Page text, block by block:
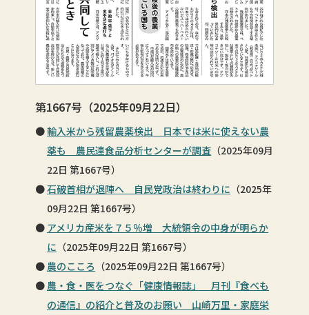
第1667号（2025年09月22日）
輸入米から残留農薬検出 日本では米に使えない農
薬も 農民連食品分析センターが調査 （2025年09月
22日 第1667号）
石破首相が退陣へ 自民党政治は終わりに （2025年
09月22日 第1667号）
アメリカ産米を７５％増 大統領令の中身が明らか
に （2025年09月22日 第1667号）
農のこころ （2025年09月22日 第1667号）
農・食・医をつなぐ「健康情報誌」 月刊『食べも
の通信』の紹介と普及のお願い 山崎万里・家庭栄